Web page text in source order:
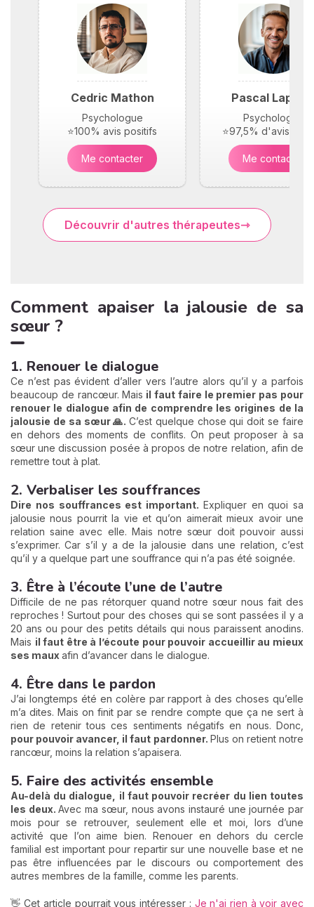
Cedric Mathon
Psychologue
⭐100% avis positifs
Me contacter
Pascal
Psychologue
⭐97,5% d'avis
Me contacter
Découvrir d'autres thérapeutes
Comment apaiser la jalousie de sa
sœur ?
1. Renouer le dialogue
Ce n’est pas évident d’aller vers l’autre alors qu’il y a parfois
beaucoup de rancœur. Mais il faut faire le premier pas pour
renouer le dialogue afin de comprendre les origines de la
jalousie de sa sœur 🙏. C’est quelque chose qui doit se faire
en dehors des moments de conflits. On peut proposer à sa
sœur une discussion posée à propos de notre relation, afin de
remettre tout à plat.
2. Verbaliser les souffrances
Dire nos souffrances est important. Expliquer en quoi sa
jalousie nous pourrit la vie et qu’on aimerait mieux avoir une
relation saine avec elle. Mais notre sœur doit pouvoir aussi
s’exprimer. Car s’il y a de la jalousie dans une relation, c’est
qu’il y a quelque part une souffrance qui n’a pas été soignée.
3. Être à l’écoute l’une de l’autre
Difficile de ne pas rétorquer quand notre sœur nous fait des
reproches ! Surtout pour des choses qui se sont passées il y a
20 ans ou pour des petits détails qui nous paraissent anodins.
Mais il faut être à l’écoute pour pouvoir accueillir au mieux
ses maux afin d’avancer dans le dialogue.
4. Être dans le pardon
J’ai longtemps été en colère par rapport à des choses qu’elle
m’a dites. Mais on finit par se rendre compte que ça ne sert à
rien de retenir tous ces sentiments négatifs en nous. Donc,
pour pouvoir avancer, il faut pardonner. Plus on retient notre
rancœur, moins la relation s’apaisera.
5. Faire des activités ensemble
Au-delà du dialogue, il faut pouvoir recréer du lien toutes
les deux.Avec ma sœur, nous avons instauré une journée par
mois pour se retrouver, seulement elle et moi, lors d’une
activité que l’on aime bien. Renouer en dehors du cercle
familial est important pour repartir sur une nouvelle base et ne
pas être influencées par le discours ou comportement des
autres membres de la famille, comme les parents.
👋 Cet article pourrait vous intéresser : Je n'ai rien à voir avec